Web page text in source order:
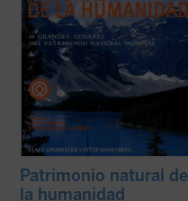
visitar algunos de los emplazamientos más
espectaculares de la Tierra, para que
experimentemos, a través de sus ... (ver
ficha)
Patrimonio natural de
la humanidad